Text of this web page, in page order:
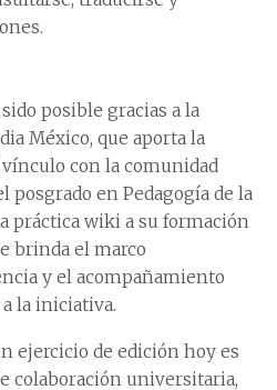
posible gracias a la
México, que aporta la
con la comunidad
posgrado en Pedagogía de la
práctica wiki a su formación
brinda el marco
y el acompañamiento
la iniciativa.
ejercicio de edición hoy es
colaboración universitaria,